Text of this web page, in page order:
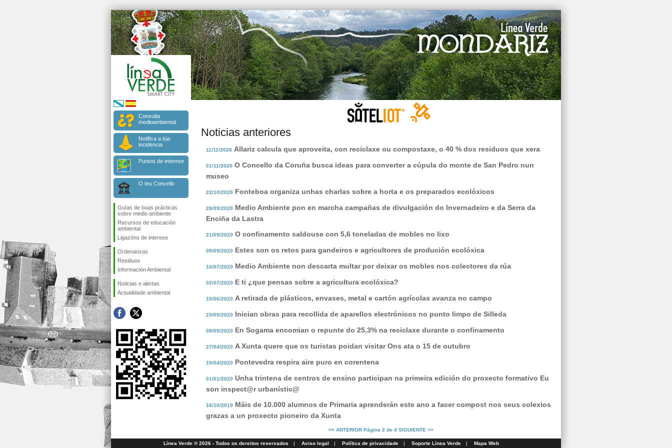
Consulta
medioambiental
Notifica a túa
incidencia
Puntos de interese
O teu Concello
Guías de boas prácticas
sobre medio ambiente
Recursos de educación
ambiental
Ligazóns de interese
Ordenanzas
Residuos
Información Ambiental
Noticias e alertas
Actualidade ambiental
Noticias anteriores
11/11/2020 Allariz calcula que aproveita, con reciclaxe ou compostaxe, o 40 % dos residuos que xera
01/11/2020 O Concello da Coruña busca ideas para converter a cúpula do monte de San Pedro nun
museo
22/10/2020 Fonteboa organiza unhas charlas sobre a horta e os preparados ecolóxicos
28/09/2020 Medio Ambiente pon en marcha campañas de divulgación do Invernadeiro e da Serra da
Enciña da Lastra
21/09/2020 O confinamento saldouse con 5,6 toneladas de mobles no lixo
09/09/2020 Estes son os retos para gandeiros e agricultores de produción ecolóxica
16/07/2020 Medio Ambiente non descarta multar por deixar os mobles nos colectores da rúa
02/07/2020 E ti ¿que pensas sobre a agricultura ecolóxica?
15/06/2020 A retirada de plásticos, envases, metal e cartón agrícolas avanza no campo
23/05/2020 Inician obras para recollida de aparellos electrónicos no punto limpo de Silleda
08/05/2020 En Sogama encomian o repunte do 25,3% na reciclaxe durante o confinamento
27/04/2020 A Xunta quere que os turistas poidan visitar Ons ata o 15 de outubro
15/04/2020 Pontevedra respira aire puro en corentena
01/01/2020 Unha trintena de centros de ensino participan na primeira edición do proxecto formativo Eu
son inspect@r urbanístic@
16/10/2019 Máis de 10.000 alumnos de Primaria aprenderán este ano a facer compost nos seus colexios
grazas a un proxecto pioneiro da Xunta
<< ANTERIOR Página 2 de 4 SIGUIENTE >>
Línea Verde ® 2026 - Todos os dereitos reservados | Aviso legal | Política de privacidade | Soporte Línea Verde | Mapa Web